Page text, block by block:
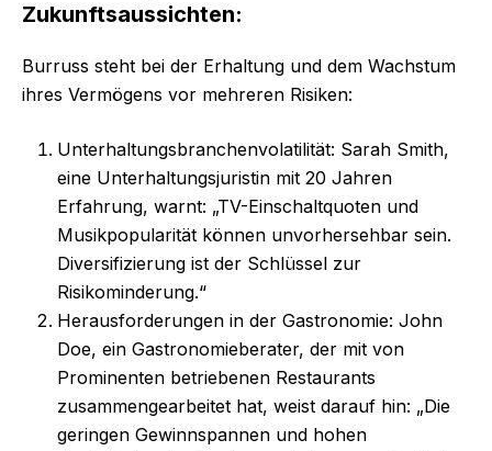
Zukunftsaussichten:
Burruss steht bei der Erhaltung und dem Wachstum
ihres Vermögens vor mehreren Risiken:
Unterhaltungsbranchenvolatilität: Sarah Smith,
eine Unterhaltungsjuristin mit 20 Jahren
Erfahrung, warnt: „TV-Einschaltquoten und
Musikpopularität können unvorhersehbar sein.
Diversifizierung ist der Schlüssel zur
Risikominderung.“
Herausforderungen in der Gastronomie: John
Doe, ein Gastronomieberater, der mit von
Prominenten betriebenen Restaurants
zusammengearbeitet hat, weist darauf hin: „Die
geringen Gewinnspannen und hohen